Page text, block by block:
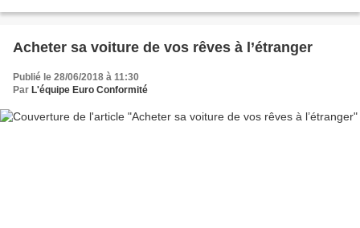
Volkgswagen...
Acheter sa voiture de vos rêves à l’étranger
Publié le 28/06/2018 à 11:30
Par L'équipe Euro Conformité